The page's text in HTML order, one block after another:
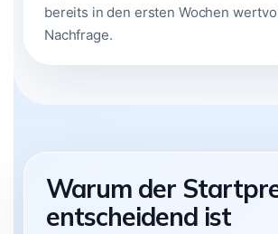
bereits in den ersten Wochen
Nachfrage.
Warum der
entscheidend ist